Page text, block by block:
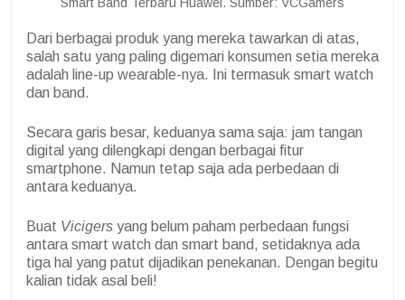
Dari berbagai produk yang mereka tawarkan di atas,
salah satu yang paling digemari konsumen setia mereka
adalah line-up wearable-nya. Ini termasuk smart watch
dan band.
Secara garis besar, keduanya sama saja: jam tangan
digital yang dilengkapi dengan berbagai fitur
smartphone. Namun tetap saja ada perbedaan di
antara keduanya.
Buat Vicigers yang belum paham perbedaan fungsi
antara smart watch dan smart band, setidaknya ada
tiga hal yang patut dijadikan penekanan. Dengan begitu
kalian tidak asal beli!